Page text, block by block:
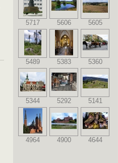
5717 5606 5605
5489 5383 5360
5344 5292 5141
4964 4900 4644